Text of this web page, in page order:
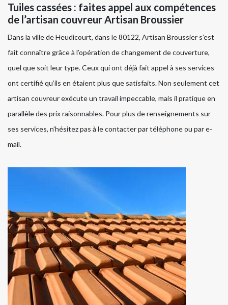
Tuiles cassées : faites appel aux compétences
de l’artisan couvreur Artisan Broussier
Dans la ville de Heudicourt, dans le 80122, Artisan Broussier s’est
fait connaître grâce à l’opération de changement de couverture,
quel que soit leur type. Ceux qui ont déjà fait appel à ses services
ont certifié qu’ils en étaient plus que satisfaits. Non seulement cet
artisan couvreur exécute un travail impeccable, mais il pratique en
parallèle des prix raisonnables. Pour plus de renseignements sur
ses services, n’hésitez pas à le contacter par téléphone ou par e-
mail.